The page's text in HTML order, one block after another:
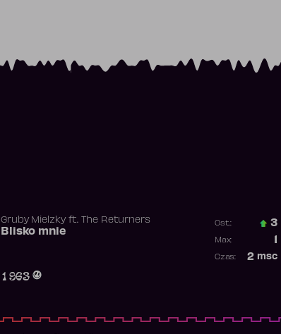
Gruby Mielzkyft. The Returners
Blisko mnie
1 963
Ost.: 3
Max:
2 msc
Czas: